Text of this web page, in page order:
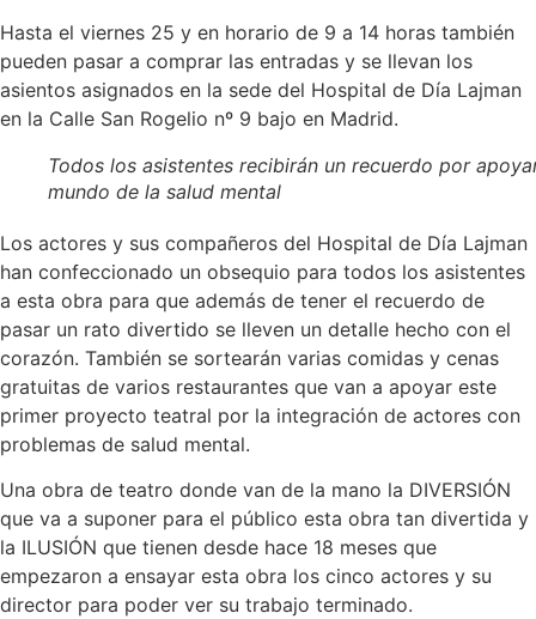
Hasta el viernes 25 y en horario de 9 a 14 horas también
pueden pasar a comprar las entradas y se llevan los
asientos asignados en la sede del Hospital de Día Lajman
en la Calle San Rogelio nº 9 bajo en Madrid.
Todos los asistentes recibirán un recuerdo por
mundo de la salud mental
Los actores y sus compañeros del Hospital de Día Lajman
han confeccionado un obsequio para todos los asistentes
a esta obra para que además de tener el recuerdo de
pasar un rato divertido se lleven un detalle hecho con el
corazón. También se sortearán varias comidas y cenas
gratuitas de varios restaurantes que van a apoyar este
primer proyecto teatral por la integración de actores con
problemas de salud mental.
Una obra de teatro donde van de la mano la DIVERSIÓN
que va a suponer para el público esta obra tan divertida y
la ILUSIÓN que tienen desde hace 18 meses que
empezaron a ensayar esta obra los cinco actores y su
director para poder ver su trabajo terminado.